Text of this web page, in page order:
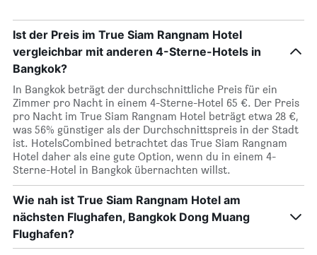
Ist der Preis im True Siam Rangnam Hotel
vergleichbar mit anderen 4-Sterne-Hotels in
Bangkok?
In Bangkok beträgt der durchschnittliche Preis für ein
Zimmer pro Nacht in einem 4-Sterne-Hotel 65 €. Der Preis
pro Nacht im True Siam Rangnam Hotel beträgt etwa 28 €,
was 56% günstiger als der Durchschnittspreis in der Stadt
ist. HotelsCombined betrachtet das True Siam Rangnam
Hotel daher als eine gute Option, wenn du in einem 4-
Sterne-Hotel in Bangkok übernachten willst.
Wie nah ist True Siam Rangnam Hotel am
nächsten Flughafen, Bangkok Dong Muang
Flughafen?